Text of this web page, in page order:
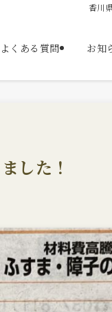
香川
よくある質問 お知
した！